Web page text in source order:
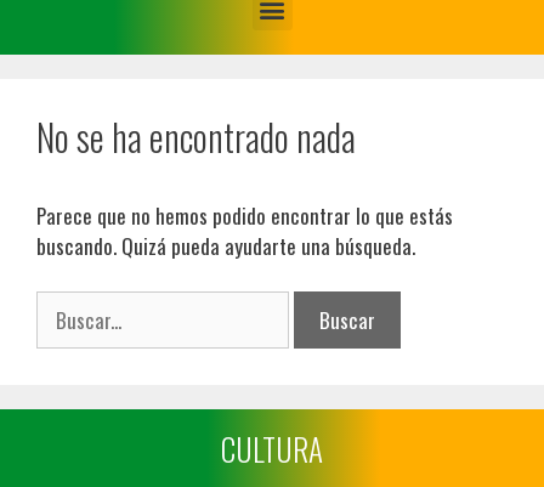
No se ha encontrado nada
Parece que no hemos podido encontrar lo que estás
buscando. Quizá pueda ayudarte una búsqueda.
CULTURA